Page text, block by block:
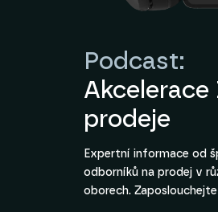
Podcast:
Akcelerace
prodeje
Expertní informace od
odborníků na prodej v
oborech.